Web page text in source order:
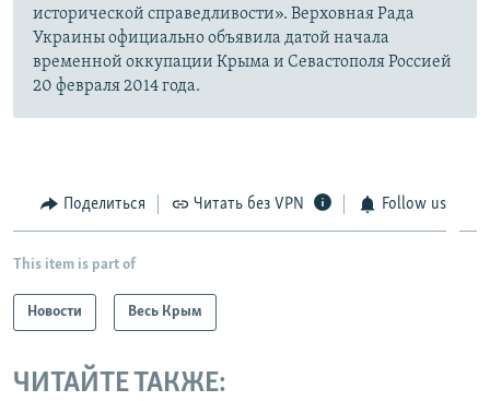
исторической справедливости». Верховная Рада
Украины официально объявила датой начала
временной оккупации Крыма и Севастополя Россией
20 февраля 2014 года.
Поделиться Читать без VPN Follow us
This item is part of
Новости Весь Крым
ЧИТАЙТЕ ТАКЖЕ: